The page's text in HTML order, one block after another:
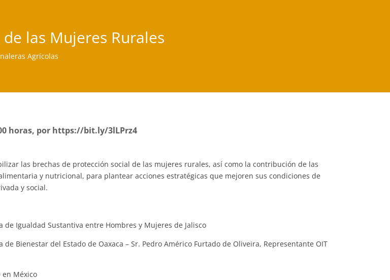
las Mujeres Rurales
Agrícolas
horas, por https://bit.ly/3lLPrz4
las brechas de protección social de las mujeres rurales, así como la contribución de las
y nutricional, para plantear acciones estratégicas que mejoren sus condiciones de
y social.
de Igualdad Sustantiva entre Hombres y Mujeres de Jalisco
Bienestar del Estado de Oaxaca – Sr. Pedro Américo Furtado de Oliveira, Representante OIT
en México